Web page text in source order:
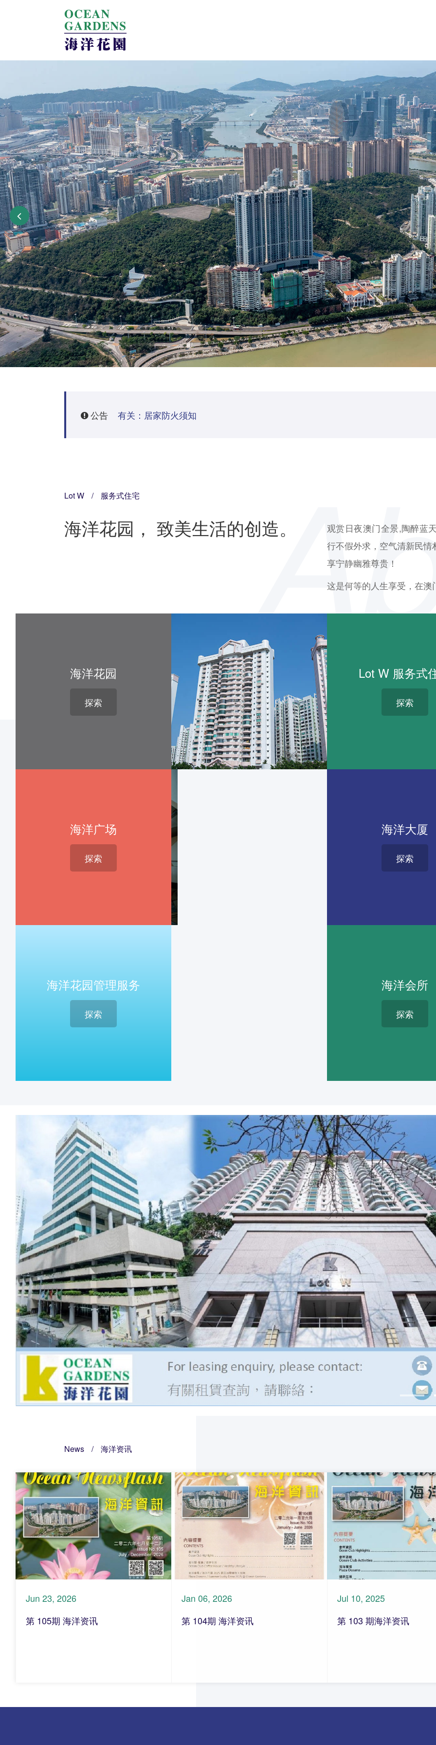
公告 有关：居家防火须知
Lot W / 服务式住宅
海洋花园， 致美生活的创造。
观赏日夜澳门全景,陶醉蓝
行不假外求，空气清新民
享宁静幽雅尊贵！
这是何等的人生享受，在澳
海洋花园
探索
Lot W 服务式
探索
海洋广场
探索
海洋大厦
探索
海洋花园管理服务
探索
海洋会所
探索
News / 海洋资讯
Jun 23, 2026
第 105期 海洋资讯
Jan 06, 2026
第 104期 海洋资讯
Jul 10, 2025
第 103 期海洋资讯